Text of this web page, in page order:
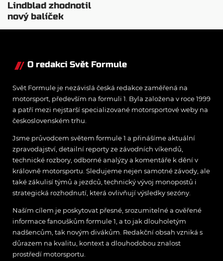
Lindblad zhodnotil
nový balíček
vylepšení po VC
O redakci Svět Formule
Svět Formule je nezávislá česká redakce zaměřená na
motorsport, především na formuli 1. Byla založena v roce 1999
a patří mezi nejstarší specializované motorsportové weby na
československém trhu.
Jsme průvodcem světem formule 1 a přinášíme aktuální
zpravodajství, detailní reporty ze závodních víkendů,
technické rozbory, odborné analýzy a komentáře k dění v
královně motorsportu. Sledujeme nejen samotné závody, ale
také zákulisí týmů a jezdců, technický vývoj monopostů i
strategická rozhodnutí, která ovlivňují výsledky sezóny.
Naším cílem je poskytovat přesné, srozumitelné a ověřené
informace fanouškům formule 1, a to jak dlouholetým
nadšencům, tak novým divákům. Redakční obsah vzniká s
důrazem na kvalitu, kontext a dlouhodobou znalost
prostředí motorsportu.